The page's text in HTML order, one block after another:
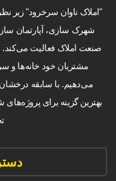
"املاک ناوان سرخرود" زیر
شهرک سازی، آپارتمان
صنعت املاک فعالیت می‌کند.
مشتریان خود خانه‌ها و
می‌دهیم. با سابقه
بهترین گزینه برای